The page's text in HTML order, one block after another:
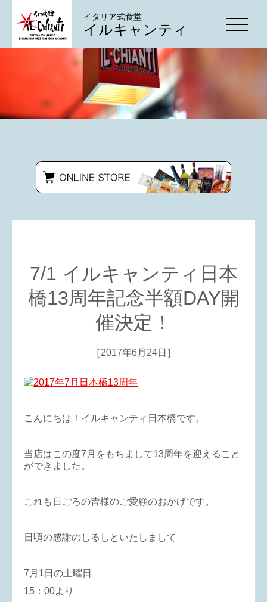
イタリア式食堂
イルキャンティ
7/1 イルキャンティ日本
橋13周年記念半額DAY開
催決定！
［2017年6月24日］
こんにちは！イルキャンティ日本橋です。
当店はこの度7月をもちまして13周年を迎えること
ができました。
これも日ごろの皆様のご愛顧のおかげです。
日頃の感謝のしるしといたしまして
7月1日の土曜日
15：00より